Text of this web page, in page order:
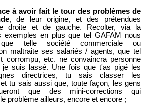
à avoir fait le tour des problèmes de
, de leur origine, et des prétendues
droite et de gauche. Recolter, via la
exemples en plus que tel GAFAM nous
que telle société commerciale ou
maltraite ses salariés / agents, que tel
corrompu, etc. ne convaincra personne
je suis lassé. Une fois que t'as pigé les
directrices, tu sais classer les
tu sais aussi que, toute façon, les gens
que des mini-corrections qui
problème ailleurs, encore et encore ;